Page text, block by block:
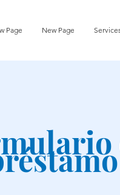
Page New Page